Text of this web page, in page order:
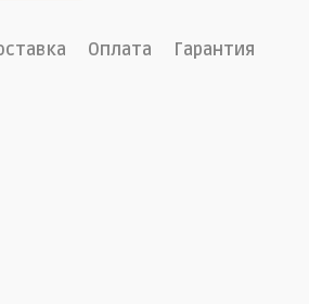
Оплата Гарантия